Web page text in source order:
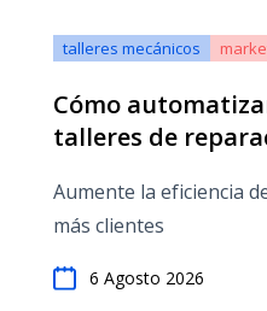
talleres mecánicos
Cómo
talleres de
herramientas p...
Aumente la eficiencia
más clientes
6 Agosto 2026